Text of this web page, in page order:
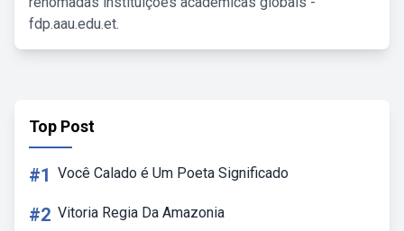
fdp.aau.edu.et.
Top Post
#1 Você Calado é Um Poeta Significado
#2 Vitoria Regia Da Amazonia